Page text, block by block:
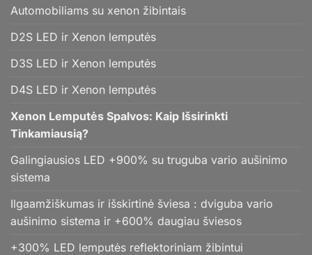
Automobiliams su xenon žibintais
D2S LED ir Xenon lemputės
D3S LED ir Xenon lemputės
D4S LED ir Xenon lemputės
Xenon Lemputės Spalvos: Kaip Išsirinkti
Tinkamiausią?
Galingiausios LED +900% su truguba vario aušinimo
sistema
Ilgaamžiškumas ir išskirtinė šviesa : dviguba vario
aušinimo sistema ir +600% daugiau šviesos
+300% LED lemputės reflektoriniam žibintui